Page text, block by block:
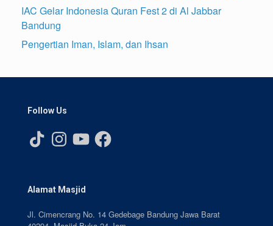
IAC Gelar Indonesia Quran Fest 2 di Al Jabbar
Bandung
Pengertian Iman, Islam, dan Ihsan
Follow Us
TikTok InstagramYouTubeFacebook
Alamat Masjid
Jl. Cimencrang No. 14 Gedebage Bandung Jawa Barat